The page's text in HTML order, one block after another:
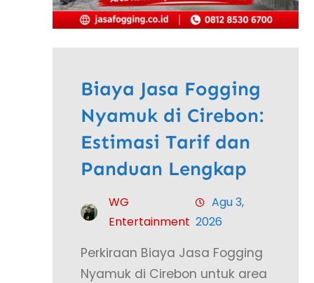
Biaya Jasa Fogging
Nyamuk di Cirebon:
Estimasi Tarif dan
Panduan Lengkap
WG
Entertainment
Agu 3,
2026
Perkiraan Biaya Jasa Fogging
Nyamuk di Cirebon untuk area